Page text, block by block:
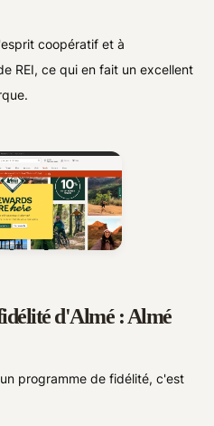
coopératif et à
REI, ce qui en fait un excellent
d'Almé : Almé
programme de fidélité, c'est